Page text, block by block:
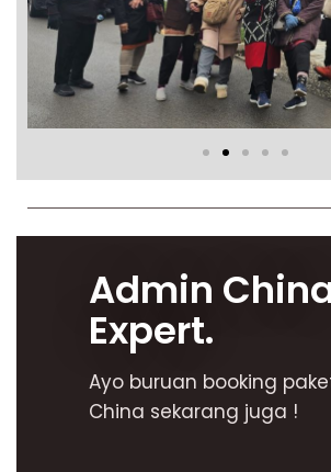
Admin
Expert.
Ayo buruan booking
China sekarang juga !